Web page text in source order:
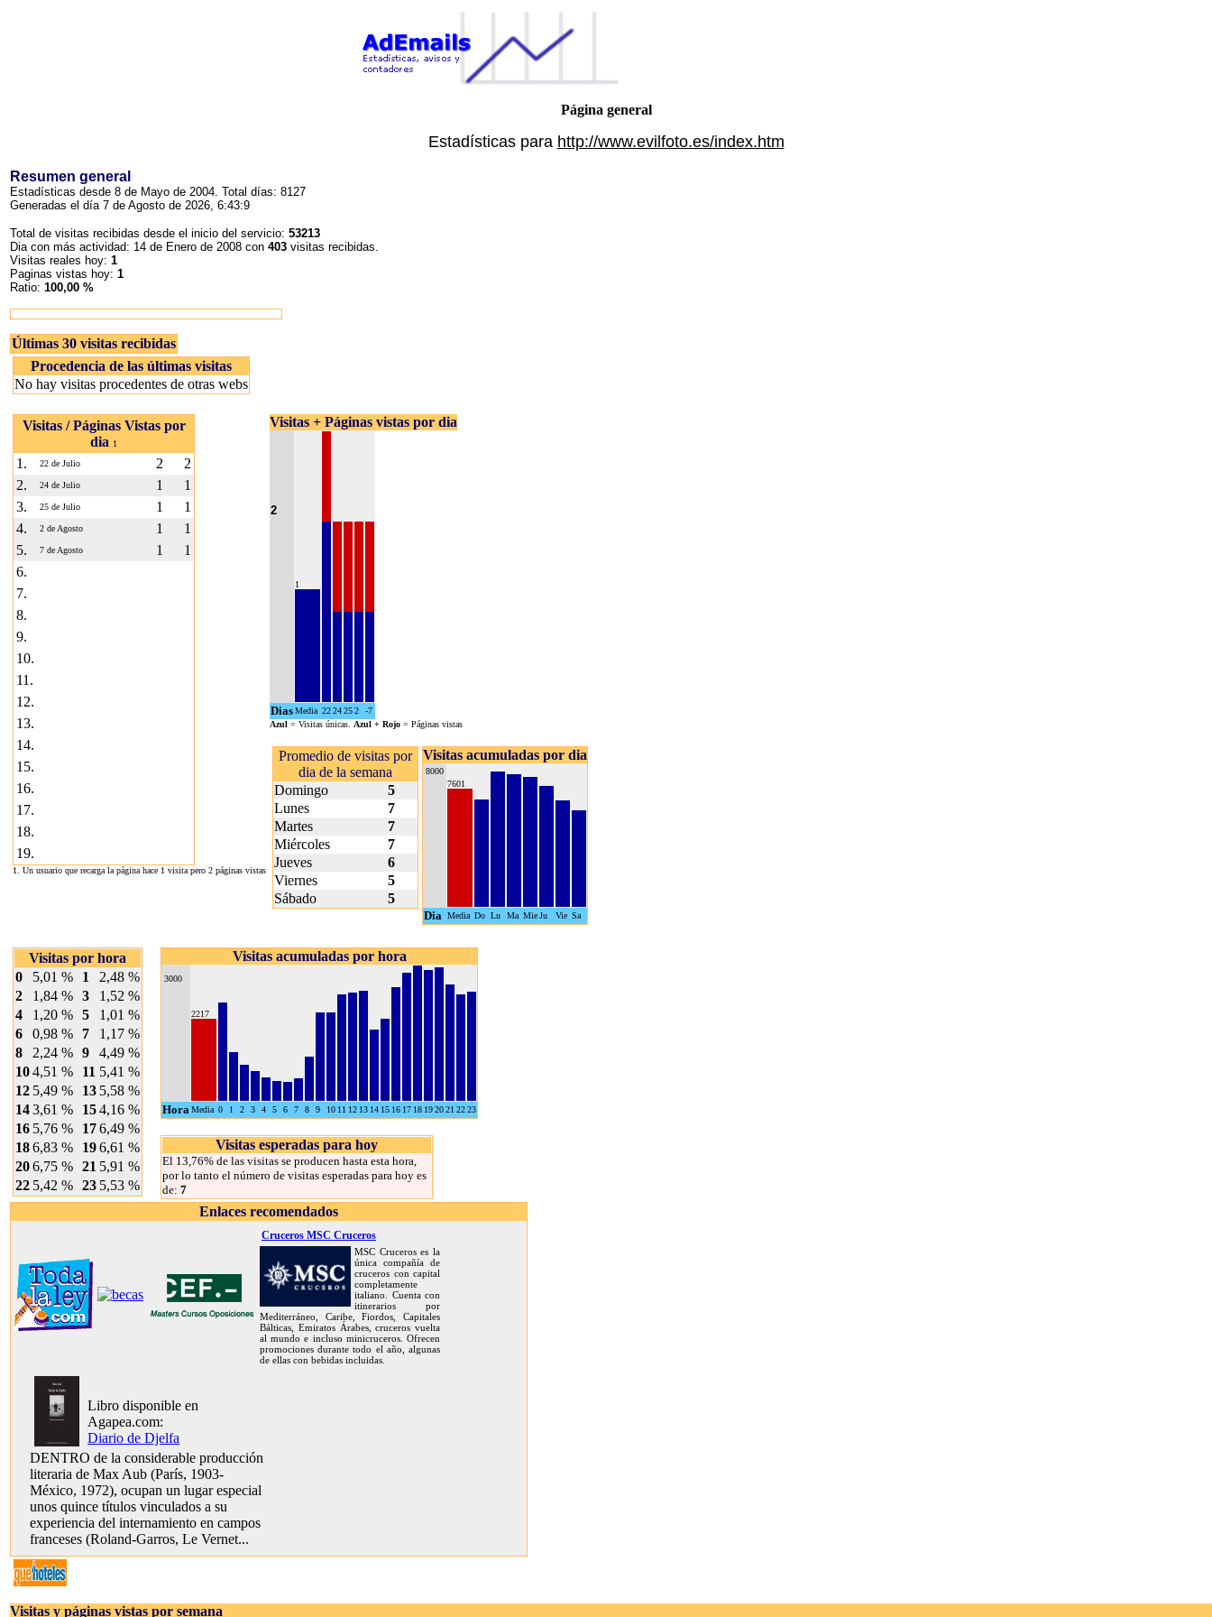
Página general
Estadísticas para http://www.evilfoto.es/index.htm
Resumen general
Estadísticas desde 8 de Mayo de 2004. Total días: 8127
Generadas el día 7 de Agosto de 2026, 6:43:9
Total de visitas recibidas desde el inicio del servicio: 53213
Dia con más actividad: 14 de Enero de 2008 con 403 visitas recibidas.
Visitas reales hoy: 1
Paginas vistas hoy: 1
Ratio: 100,00 %
Últimas 30 visitas recibidas
Procedencia de las últimas visitas
No hay visitas procedentes de otras webs
Visitas / Páginas Vistas por
dia 1
1. 22 de Julio 2
2
2.
24 de Julio 1
1
3.
25 de Julio 1
1
4.
2 de Agosto 1
1
5.
7 de Agosto 1
1
6.
7.
8.
9.
10.
11.
12.
13.
14.
15.
16.
17.
18.
19.
1. Un usuario que recarga la página hace 1 visita pero 2 páginas vistas
Visitas + Páginas vistas por dia
2
1
DiasMedia 2224252
-7
Azul = Visitas únicas. Azul + Rojo = Páginas vistas
Promedio de visitas por
dia de la semana
Domingo
5
Lunes
7
Martes
7
Miércoles
7
Jueves
6
Viernes
5
Sábado
5
Visitas acumuladas por dia
8000
7601
Dia Media Do Lu Ma MieJu Vie Sa
Visitas por hora
0
5,01 % 1
2,48 %
2
1,84 % 3
1,52 %
4
1,20 % 5
1,01 %
6
0,98 % 7
1,17 %
8
2,24 % 9
4,49 %
104,51 % 11 5,41 %
12 5,49 % 13 5,58 %
143,61 % 154,16 %
16 5,76 % 176,49 %
186,83 % 196,61 %
206,75 % 21 5,91 %
22 5,42 % 23 5,53 %
Visitas acumuladas por hora
3000
2217
HoraMedia 0 1 2 3 4 5 6 7 8 9 10 11 12 13 14 15 16 17 18 192021 2223
Visitas esperadas para hoy
El 13,76% de las visitas se producen hasta esta hora,
por lo tanto el número de visitas esperadas para hoy es
de: 7
Enlaces recomendados
Cruceros MSC Cruceros
MSC Cruceros es la
única compañía de
cruceros con capital
completamente
italiano. Cuenta con
itinerarios por
Mediterráneo, Caribe, Fiordos, Capitales
Bálticas, Emiratos Árabes, cruceros vuelta
al mundo e incluso minicruceros. Ofrecen
promociones durante todo el año, algunas
de ellas con bebidas incluidas.
Libro disponible en
Agapea.com:
Diario de Djelfa
DENTRO de la considerable producción
literaria de Max Aub (París, 1903-
México, 1972), ocupan un lugar especial
unos quince títulos vinculados a su
experiencia del internamiento en campos
franceses (Roland-Garros, Le Vernet...
Visitas y páginas vistas por semana